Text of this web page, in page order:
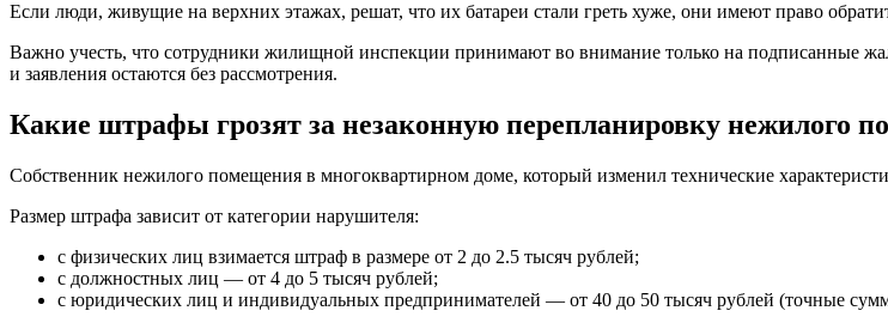
Если люди, живущие на верхних этажах, решат, что их батареи стали греть хуже, они имеют право
Важно учесть, что сотрудники жилищной инспекции принимают во внимание только на подписанные
и заявления остаются без рассмотрения.
Какие штрафы грозят за незаконную перепланировку нежилого
Собственник нежилого помещения в многоквартирном доме, который изменил технические
Размер штрафа зависит от категории нарушителя:
с физических лиц взимается штраф в размере от 2 до 2.5 тысяч рублей;
с должностных лиц — от 4 до 5 тысяч рублей;
с юридических лиц и индивидуальных предпринимателей — от 40 до 50 тысяч рублей (точные